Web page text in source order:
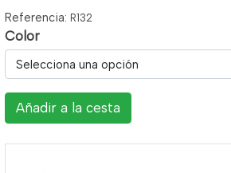
Referencia: R132
Color
Selecciona una opción
Añadir a la cesta